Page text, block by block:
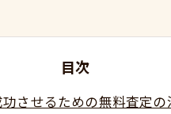
目次
させるための無料査定の